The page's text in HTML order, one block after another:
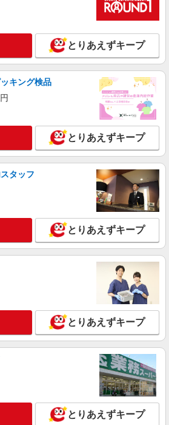
詳細を見る
⇒需要のある福祉業界で介護デビュー＊
援あり
1350円〜1937円 ＜日払い有/週払い有/交
詳細を見る
デイでの生活補助☆新たなスキルを身に
1350円〜1937円 ＜日払い有/週払い有/交
支給(ガソリン代含む)＞
市
詳細を見る
アップを全面サポート／小規模デイ
資格支援制度あり
給1350円〜1937円 ＜日払い有/週払い有/交
詳細を見る
とりあえずキープ
キング検品
とりあえずキープ
タッフ
とりあえずキープ
とりあえずキープ
とりあえずキープ